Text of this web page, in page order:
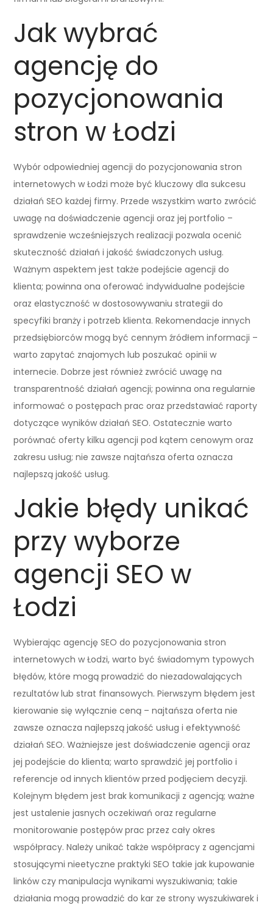
Jak wybrać
agencję do
pozycjonowania
stron w Łodzi
Wybór odpowiedniej agencji do pozycjonowania stron
internetowych w Łodzi może być kluczowy dla sukcesu
działań SEO każdej firmy. Przede wszystkim warto zwrócić
uwagę na doświadczenie agencji oraz jej portfolio –
sprawdzenie wcześniejszych realizacji pozwala ocenić
skuteczność działań i jakość świadczonych usług.
Ważnym aspektem jest także podejście agencji do
klienta; powinna ona oferować indywidualne podejście
oraz elastyczność w dostosowywaniu strategii do
specyfiki branży i potrzeb klienta. Rekomendacje innych
przedsiębiorców mogą być cennym źródłem informacji –
warto zapytać znajomych lub poszukać opinii w
internecie. Dobrze jest również zwrócić uwagę na
transparentność działań agencji; powinna ona regularnie
informować o postępach prac oraz przedstawiać raporty
dotyczące wyników działań SEO. Ostatecznie warto
porównać oferty kilku agencji pod kątem cenowym oraz
zakresu usług; nie zawsze najtańsza oferta oznacza
najlepszą jakość usług.
Jakie błędy unikać
przy wyborze
agencji SEO w
Łodzi
Wybierając agencję SEO do pozycjonowania stron
internetowych w Łodzi, warto być świadomym typowych
błędów, które mogą prowadzić do niezadowalających
rezultatów lub strat finansowych. Pierwszym błędem jest
kierowanie się wyłącznie ceną – najtańsza oferta nie
zawsze oznacza najlepszą jakość usług i efektywność
działań SEO. Ważniejsze jest doświadczenie agencji oraz
jej podejście do klienta; warto sprawdzić jej portfolio i
referencje od innych klientów przed podjęciem decyzji.
Kolejnym błędem jest brak komunikacji z agencją; ważne
jest ustalenie jasnych oczekiwań oraz regularne
monitorowanie postępów prac przez cały okres
współpracy. Należy unikać także współpracy z agencjami
stosującymi nieetyczne praktyki SEO takie jak kupowanie
linków czy manipulacja wynikami wyszukiwania; takie
działania mogą prowadzić do kar ze strony wyszukiwarek i